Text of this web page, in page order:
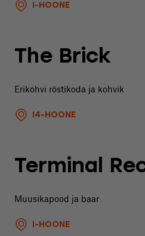
I-HOONE
The Brick
Erikohvi röstikoda ja kohvik
I4-HOONE
Terminal
Muusikapood ja baar
I-HOONE